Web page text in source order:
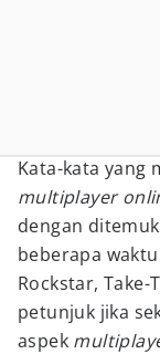
Kata-kata yang
multiplayer
dengan
beberapa
Rockstar,
petunjuk jika
aspek